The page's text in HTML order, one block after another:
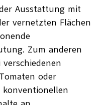
Ausstattung mit
vernetzten Flächen
Zum anderen
oder
konventionellen